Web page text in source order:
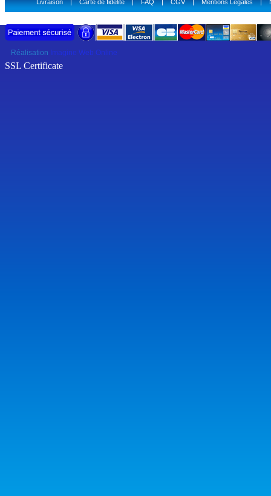
Livraison|Carte de fidélité|FAQ|CGV|Mentions Légales|
Réalisation Imagine Web Online
SSL Certificate